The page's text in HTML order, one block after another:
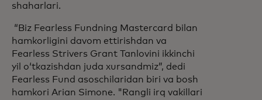
shaharlari.
“Biz Fearless Fundning Mastercard bilan
hamkorligini davom ettirishdan va
Fearless Strivers Grant Tanlovini ikkinchi
yil oʻtkazishdan juda xursandmiz”, dedi
Fearless Fund asoschilaridan biri va bosh
hamkori Arian Simone. "Rangli irq vakillari